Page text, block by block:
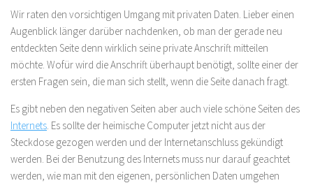
Wir raten den vorsichtigen Umgang mit privaten Daten. Lieber einen
Augenblick länger darüber nachdenken, ob man der gerade neu
entdeckten Seite denn wirklich seine private Anschrift mitteilen
möchte. Wofür wird die Anschrift überhaupt benötigt, sollte einer der
ersten Fragen sein, die man sich stellt, wenn die Seite danach fragt.
Es gibt neben den negativen Seiten aber auch viele schöne Seiten des
Internets. Es sollte der heimische Computer jetzt nicht aus der
Steckdose gezogen werden und der Internetanschluss gekündigt
werden. Bei der Benutzung des Internets muss nur darauf geachtet
werden, wie man mit den eigenen, persönlichen Daten umgehen